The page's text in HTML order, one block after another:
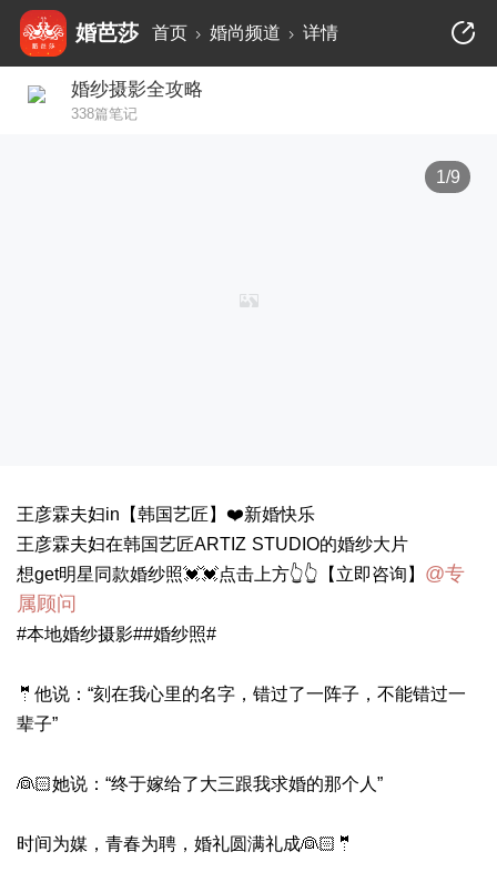
婚芭莎 首页 婚尚频道 详情
婚纱摄影全攻略
338篇笔记
1/9
王彦霖夫妇in【韩国艺匠】❤️新婚快乐
王彦霖夫妇在韩国艺匠ARTIZ STUDIO的婚纱大片
想get明星同款婚纱照💓💓点击上方️👆👆【立即咨询】 @专
属顾问
#本地婚纱摄影##婚纱照#
🤵他说：“刻在我心里的名字，错过了一阵子，不能错过一
辈子”
👰🏻她说：“终于嫁给了大三跟我求婚的那个人”
时间为媒，青春为聘，婚礼圆满礼成👰🏻🤵